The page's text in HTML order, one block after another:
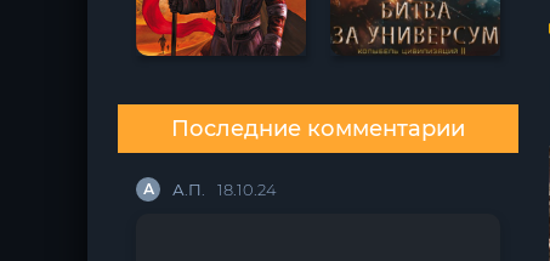
Последние комментарии
А А.П. 18.10.24